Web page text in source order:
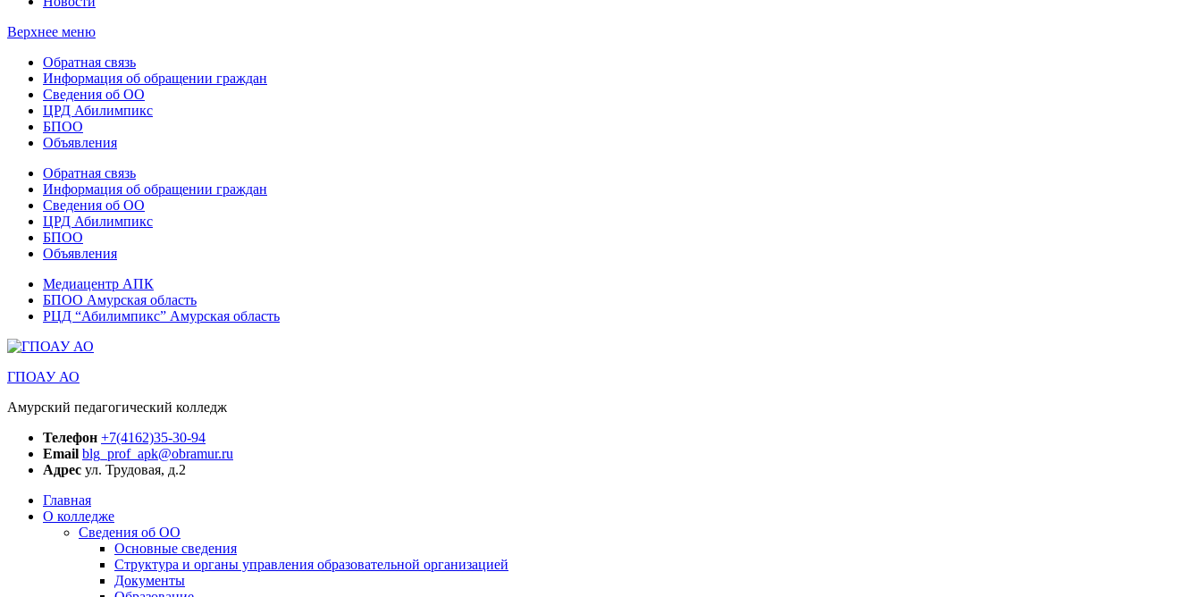
Верхнее меню
Обратная связь
Информация об обращении граждан
Сведения об ОО
ЦРД Абилимпикс
БПОО
Объявления
Обратная связь
Информация об обращении граждан
Сведения об ОО
ЦРД Абилимпикс
БПОО
Объявления
Медиацентр АПК
БПОО Амурская область
РЦД “Абилимпикс” Амурская область
ГПОАУ АО
Амурский педагогический колледж
Телефон +7(4162)35-30-94
Email blg_prof_apk@obramur.ru
Адрес ул. Трудовая, д.2
Главная
О колледже
Сведения об ОО
Основные сведения
Структура и органы управления образовательной организацией
Документы